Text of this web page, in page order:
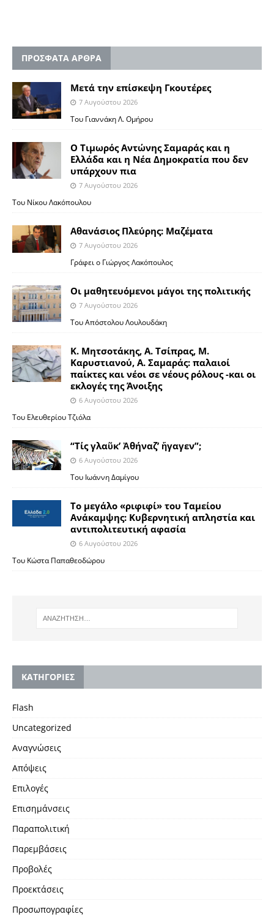
ΠΡΟΣΦΑΤΑ ΑΡΘΡΑ
Μετά την επίσκεψη Γκουτέρες
7 Αυγούστου 2026
Του Γιαννάκη Λ. Ομήρου
Ο Τιμωρός Αντώνης Σαμαράς και η
Ελλάδα και η Νέα Δημοκρατία που δεν
υπάρχουν πια
7 Αυγούστου 2026
Του Νίκου Λακόπουλου
Αθανάσιος Πλεύρης: Μαζέματα
7 Αυγούστου 2026
Γράφει ο Γιώργος Λακόπουλος
Οι μαθητευόμενοι μάγοι της πολιτικής
7 Αυγούστου 2026
Του Απόστολου Λουλουδάκη
Κ. Μητσοτάκης, Α. Τσίπρας, Μ.
Καρυστιανού, Α. Σαμαράς: παλαιοί
παίκτες και νέοι σε νέους ρόλους -και οι
εκλογές της Άνοιξης
6 Αυγούστου 2026
Του Ελευθερίου Τζιόλα
“Τίς γλαῦκ’ Ἀθήναζ’ ἤγαγεν”;
6 Αυγούστου 2026
Του Ιωάννη Δαμίγου
Το μεγάλο «ριφιφί» του Ταμείου
Ανάκαμψης: Κυβερνητική απληστία και
αντιπολιτευτική αφασία
6 Αυγούστου 2026
Του Κώστα Παπαθεοδώρου
KΑΤΗΓΟΡΙΕΣ
Flash
Uncategorized
Αναγνώσεις
Απόψεις
Επιλογές
Επισημάνσεις
Παραπολιτική
Παρεμβάσεις
Προβολές
Προεκτάσεις
Προσωπογραφίες